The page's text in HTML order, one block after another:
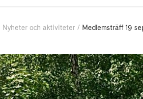
Nyheter och aktiviteter Medlemsträff 19